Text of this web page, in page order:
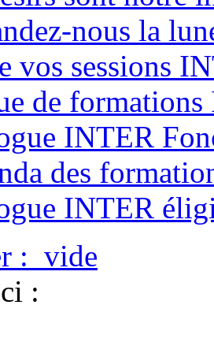
nous la
vos sessions
de
INTER
des
INTER
: vide
: